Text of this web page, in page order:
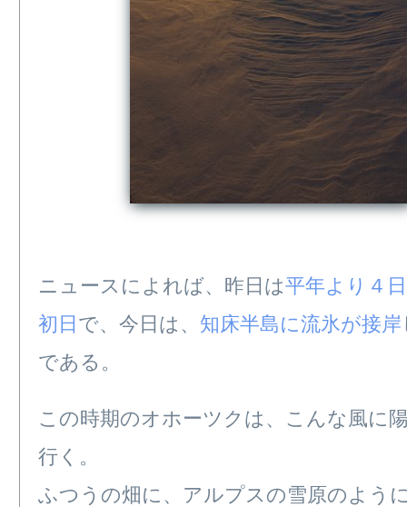
ニュースによれば、昨日は平年より４
初日で、今日は、 知床半島に流氷が接岸
である。
この時期のオホーツクは、こんな風に
行く。
ふつうの畑に、アルプスの雪原のよう